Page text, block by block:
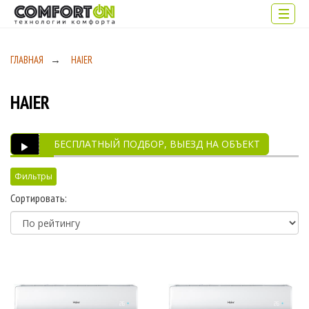
ГЛАВНАЯ → HAIER
HAIER
БЕСПЛАТНЫЙ ПОДБОР, ВЫЕЗД НА ОБЪЕКТ
Фильтры
Сортировать:
HAIER